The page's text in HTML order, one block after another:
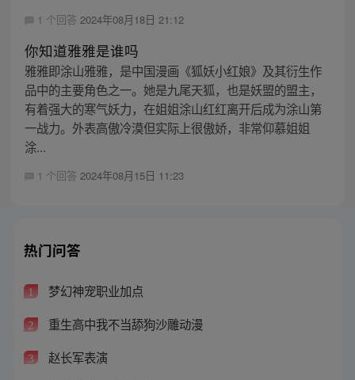
1 个回答 2024年08月18日 21:12
你知道雅雅是谁吗
雅雅即涂山雅雅，是中国漫画《狐妖小红娘》及其衍生作
品中的主要角色之一。她是九尾天狐，也是妖盟的盟主，
有着强大的寒气妖力，在姐姐涂山红红离开后成为涂山第
一战力。外表高傲冷漠但实际上很傲娇，非常仰慕姐姐
涂...
1 个回答 2024年08月15日 11:23
热门问答
1 梦幻神宠职业加点
2 重生高中我不当舔狗沙雕动漫
3 赵长军表演